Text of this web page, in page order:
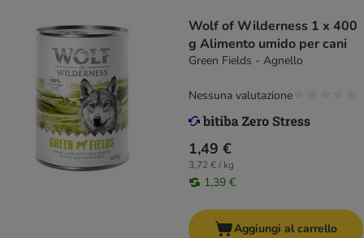
Wolf of Wilderness 1 x 400
g Alimento umido per cani
Green Fields - Agnello
1,49 €
3,72 € / kg
1,39 €
Nessuna valutazione
Aggiungi al carrello